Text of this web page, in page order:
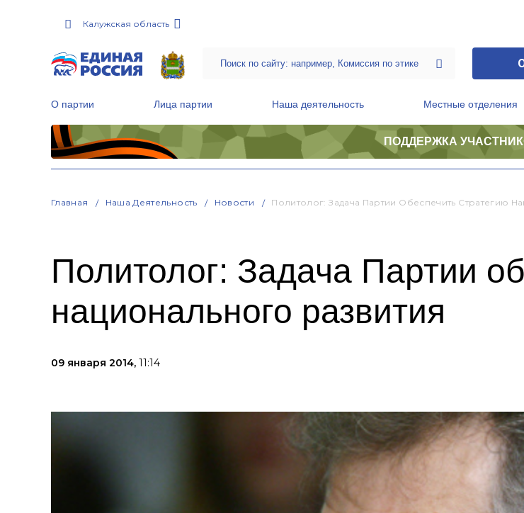
Калужская область
О партии Лица партии Наша деятельность Местные отделения
ПОДДЕРЖКА
Главная Наша Деятельность Новости Политолог: Задача Партии Обеспечить Стратегию
Политолог: Задача Партии
национального развития
09 января 2014, 11:14